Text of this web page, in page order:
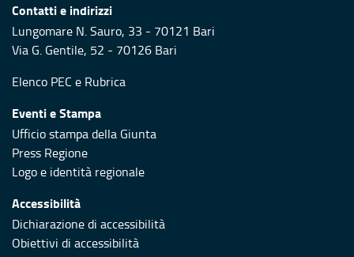
Contatti e indirizzi
Lungomare N. Sauro, 33 - 70121 Bari
Via G. Gentile, 52 - 70126 Bari
Elenco PEC e Rubrica
Eventi e Stampa
Ufficio stampa della Giunta
Press Regione
Logo e identità regionale
Accessibilità
Dichiarazione di accessibilità
Obiettivi di accessibilità